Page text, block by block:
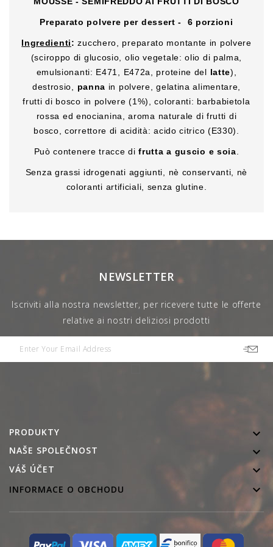
Preparato polvere per dessert - 6 porzioni
Ingredienti: zucchero, preparato montante in polvere
(sciroppo di glucosio, olio vegetale: olio di palma,
emulsionanti: E471, E472a, proteine del latte),
destrosio, panna in polvere, gelatina alimentare,
frutti di bosco in polvere (1%), coloranti: barbabietola
rossa ed enocianina, aroma naturale di frutti di
bosco, correttore di acidità: acido citrico (E330).
Può contenere tracce difrutta a guscio e soia
Senza grassi idrogenati aggiunti, nè conservanti, nè
coloranti artificiali, senza glutine.
NEWSLETTER
Iscriviti alla nostra newsletter, per ricevere tutte le offerte
relative ai nostri deliziosi prodotti
PRODUKTY 
NAŠE SPOLEČNOST 
VÁŠ ÚČET 
INFORMACE O OBCHODU 